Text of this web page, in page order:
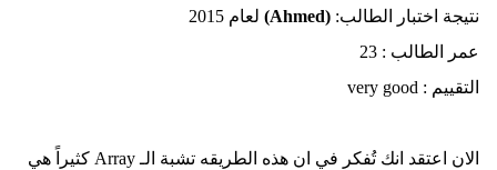
نتيجة اختبار الطالب: (Ahmed)
لعام 2015
عمر الطالب : 23
التقييم : very good
الان اعتقد انك تُفكر في ان هذه الطريقه تشبة الـ Array كثيراً هي